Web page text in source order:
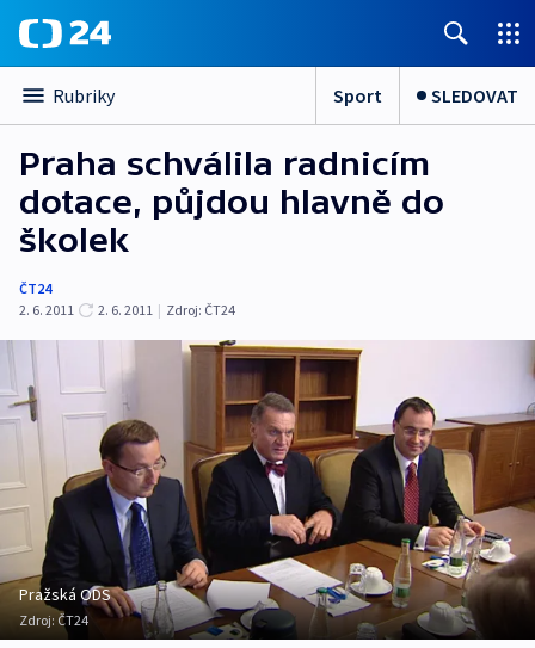
Rubriky Sport SLEDOVAT
Praha schválila radnicím
dotace, půjdou hlavně do
školek
ČT24
2. 6. 2011
2. 6. 2011 | Zdroj: ČT24
Pražská ODS
Zdroj: ČT24